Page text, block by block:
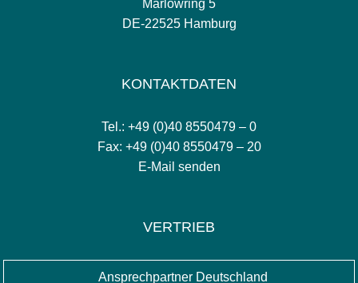
Marlowring 5
DE-22525 Hamburg
KONTAKTDATEN
Tel.: +49 (0)40 8550479 – 0
Fax: +49 (0)40 8550479 – 20
E-Mail senden
VERTRIEB
Ansprechpartner Deutschland